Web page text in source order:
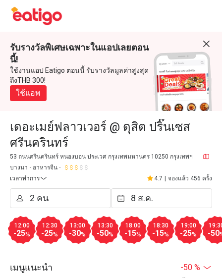
รับรางวัลพิเศษเฉพาะในแอปเลยตอน
นี้!
ใช้งานแอป Eatigo ตอนนี้ รับรางวัลมูลค่าสูงสุด
ถึงTHB 300!
ใช้แอพ
เดอะเมย์ฟลาวเวอร์ @ ดุสิต ปริ๊นเซส
ศรีนครินทร์
53 ถนนศรีนครินทร์ หนองบอน ประเวศ กรุงเทพมหานคร 10250 กรุงเทพฯ
บางนา
อาหารจีน
เวลาทำการ
4.7 จองแล้ว 456 ครั้ง
12:00
-25%
12:30
-25%
13:00
-30%
13:30
-50%
18:00
-15%
18:30
-15%
19:00
-25% -50
เมนูแนะนำ -50 %